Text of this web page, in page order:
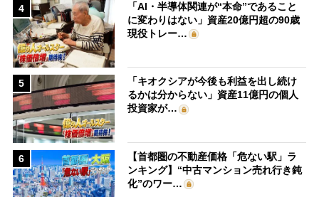
4
「AI・半導体関連が“本命”であること
に変わりはない」資産20億円超の90歳
現役トレー…
5
「キオクシアが今後も利益を出し続け
るかは分からない」資産11億円の個人
投資家が…
6
【首都圏の不動産価格「危ない駅」ラ
ンキング】“中古マンション売れ行き鈍
化”のワー…